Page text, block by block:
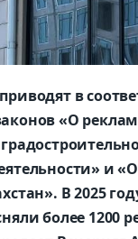
в
«О
и
В 2025
более 1200